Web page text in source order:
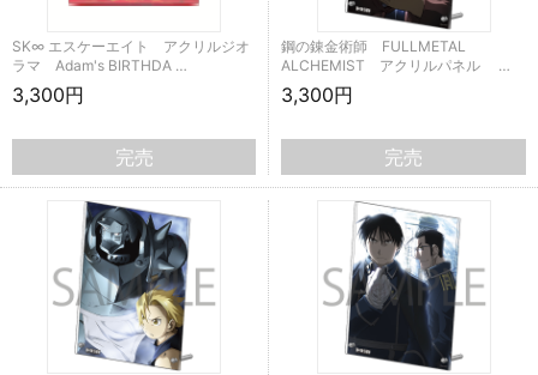
SK∞ エスケーエイト アクリルジオ
ラマ Adam's BIRTHDA …
3,300円
完売
鋼の錬金術師 FULLMETAL
ALCHEMIST アクリルパネル …
3,300円
完売